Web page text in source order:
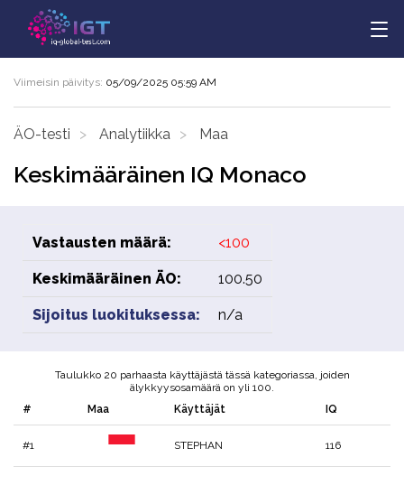
Viimeisin päivitys: 05/09/2025 05:59 AM
ÄO-testi Analytiikka Maa
Keskimääräinen IQ Monaco
Vastausten määrä: <100
Keskimääräinen ÄO: 100.50
Sijoitus luokituksessa: n/a
Taulukko 20 parhaasta käyttäjästä tässä kategoriassa, joiden
älykkyysosamäärä on yli 100.
#
Maa Käyttäjät IQ
#1 STEPHAN 116